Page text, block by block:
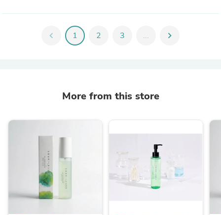
chevron_left 1 2 3 ... chevron_right
More from this store